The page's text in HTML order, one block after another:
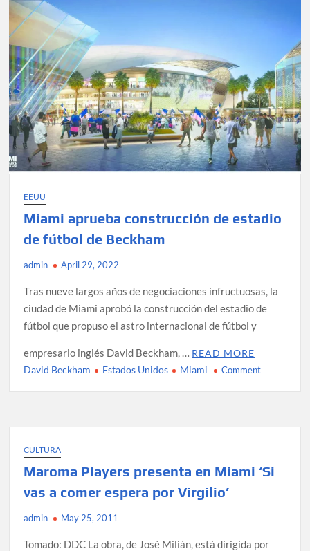
parques
públicos
EEUU
Miami aprueba construcción de estadio
de fútbol de Beckham
admin April 29, 2022
Tras nueve largos años de negociaciones infructuosas, la
ciudad de Miami aprobó la construcción del estadio de
fútbol que propuso el astro internacional de fútbol y
empresario inglés David Beckham, … READ MORE
David Beckham
Estados Unidos Miami Commenton
de
fútbol
CULTURA
Maroma Players presenta en Miami ‘Si
vas a comer espera por Virgilio’
admin May 25, 2011
Tomado: DDC La obra, de José Milián, está dirigida por